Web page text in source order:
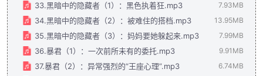
33.黑暗中的隐藏者（1）：黑色执着狂.mp3 7.93MB
34.黑暗中的隐藏者（2）：被难住的搭档.mp3 13.95MB
35.黑暗中的隐藏者（3）：妈妈要她躲起来.mp3 7.99MB
36.暴君（1）：一次前所未有的委托.mp3 9.91MB
37.暴君（2）：异常强烈的“王座心理”.mp3 6.74MB